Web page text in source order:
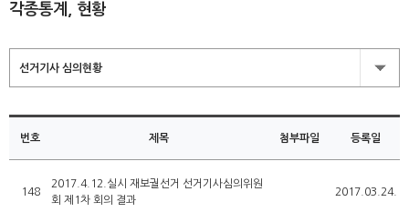
각종통계, 현황
선거기사 심의현황
번호 제목 첨부파일 등록일
148
2017.4.12.실시 재보궐선거 선거기사심의위원
회 제1차 회의 결과
2017.03.24.